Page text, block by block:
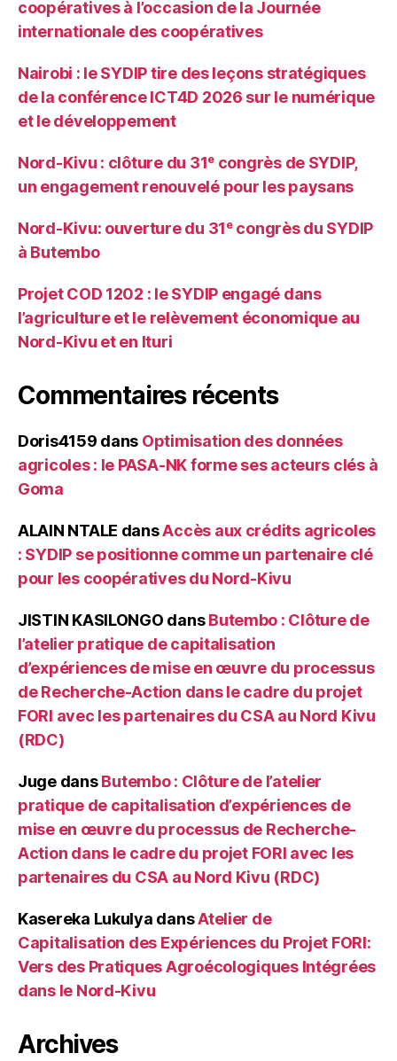
coopératives à l’occasion de la Journée
internationale des coopératives
Nairobi : le SYDIP tire des leçons stratégiques
de la conférence ICT4D 2026 sur le numérique
et le développement
Nord-Kivu : clôture du 31ᵉ congrès de SYDIP,
un engagement renouvelé pour les paysans
Nord-Kivu: ouverture du 31ᵉ congrès du SYDIP
à Butembo
Projet COD 1202 : le SYDIP engagé dans
l’agriculture et le relèvement économique au
Nord-Kivu et en Ituri
Commentaires récents
Doris4159 dans Optimisation des données
agricoles : le PASA-NK forme ses acteurs clés à
Goma
ALAIN NTALE dansAccès aux crédits agricoles
: SYDIP se positionne comme un partenaire clé
pour les coopératives du Nord-Kivu
JISTIN KASILONGO dansButembo : Clôture de
l’atelier pratique de capitalisation
d’expériences de mise en œuvre du processus
de Recherche-Action dans le cadre du projet
FORI avec les partenaires du CSA au Nord Kivu
(RDC)
JugedansButembo : Clôture de l’atelier
pratique de capitalisation d’expériences de
mise en œuvre du processus de Recherche-
Action dans le cadre du projet FORI avec les
partenaires du CSA au Nord Kivu (RDC)
Kasereka Lukulya dansAtelier de
Capitalisation des Expériences du Projet FORI:
Vers des Pratiques Agroécologiques Intégrées
dans le Nord-Kivu
Archives